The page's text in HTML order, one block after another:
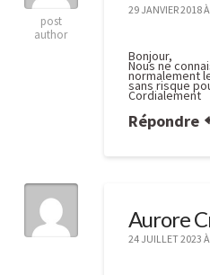
post
author
29 JANVIER 2018
Bonjour,
Nous ne
normalement
sans risque
Cordialement
Répondre
Aurore
24 JUILLET 2023